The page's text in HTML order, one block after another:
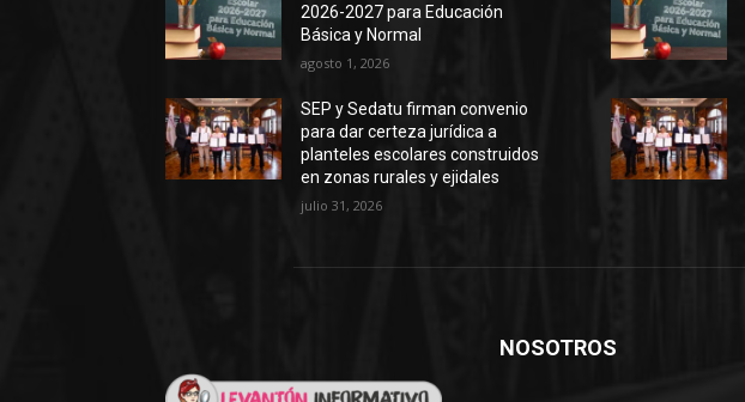
2026-2027 para Educación
Básica y Normal
agosto 1, 2026
SEP y Sedatu firman convenio
para dar certeza jurídica a
planteles escolares construidos
en zonas rurales y ejidales
julio 31, 2026
NOSOTROS